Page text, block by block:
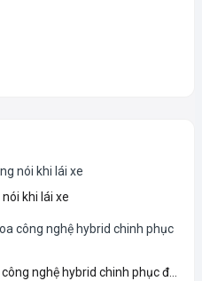
khi lái xe
nghệ hybrid chinh phục đ...